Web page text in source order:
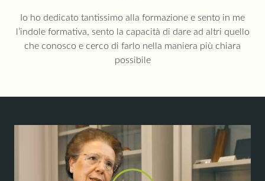
Io ho dedicato tantissimo alla formazione e sento in me
l’indole formativa, sento la capacità di dare ad altri quello
che conosco e cerco di farlo nella maniera più chiara
possibile